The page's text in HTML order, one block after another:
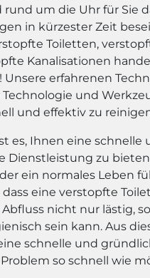
rund um die Uhr für Sie
in kürzester Zeit
Toiletten,
Kanalisationen
Unsere erfahrenen
und
und effektiv zu
es, Ihnen eine schnelle
Dienstleistung zu
ein normales Leben
dass eine verstopfte
nicht nur lästig,
sein kann. Aus
schnelle und
so schnell wie